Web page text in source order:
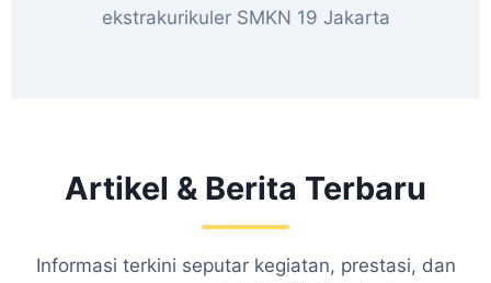
ekstrakurikuler SMKN 19 Jakarta
Artikel & Berita Terbaru
Informasi terkini seputar kegiatan, prestasi, dan